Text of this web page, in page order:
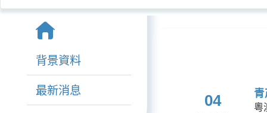
背景資料
最新消息
04
粵